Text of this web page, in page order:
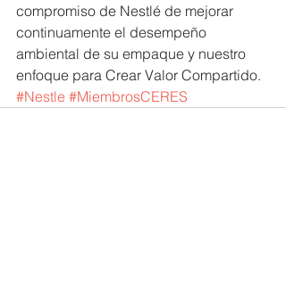
compromiso de Nestlé de mejorar
continuamente el desempeño
ambiental de su empaque y nuestro
enfoque para Crear Valor Compartido.
#Nestle #MiembrosCERES